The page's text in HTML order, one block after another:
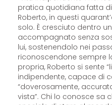
pratica quotidiana fatta
Roberto, in questi
solo. È cresciuto dentro
accompagnato senza
lui, sostenendolo nei
riconoscendone sempre
propria, Roberto si sente
indipendente, capace di
“doverosamente,
vista”. Chi lo conosce sa